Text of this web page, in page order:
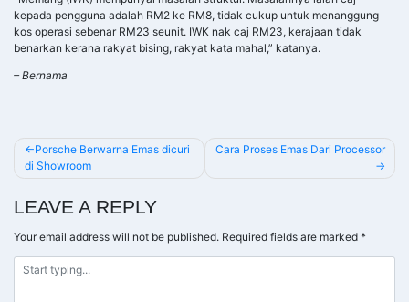
kepada pengguna adalah RM2 ke RM8, tidak cukup untuk menanggung
kos operasi sebenar RM23 seunit. IWK nak caj RM23, kerajaan tidak
benarkan kerana rakyat bising, rakyat kata mahal,” katanya.
– Bernama
POST
NAVIGATION
Porsche Berwarna Emas dicuri
di Showroom
Cara Proses Emas Dari Processor
LEAVE A REPLY
Your email address will not be published. Required fields are marked *